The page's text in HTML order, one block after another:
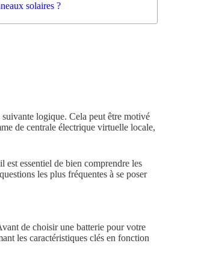
solaires ?
logique. Cela peut être motivé
de centrale électrique virtuelle locale,
est essentiel de bien comprendre les
les plus fréquentes à se poser
de choisir une batterie pour votre
les caractéristiques clés en fonction